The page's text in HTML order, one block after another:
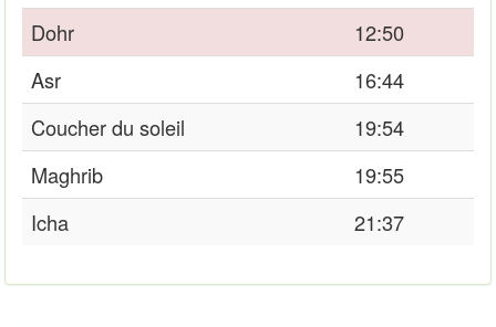
Dohr
12:50
Asr
16:44
Coucher du soleil
19:54
Maghrib
19:55
Icha
21:37